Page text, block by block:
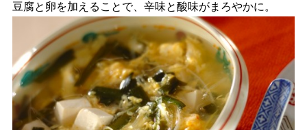
豆腐と卵を加えることで、辛味と酸味がまろやかに。